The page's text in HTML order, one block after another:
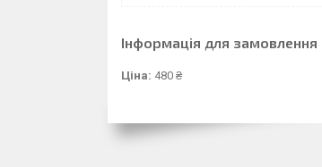
Інформація для замовлення
Ціна: 480 ₴